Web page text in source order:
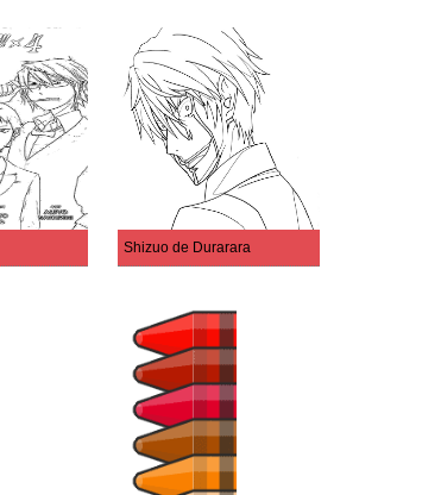
Shizuo de Durarara